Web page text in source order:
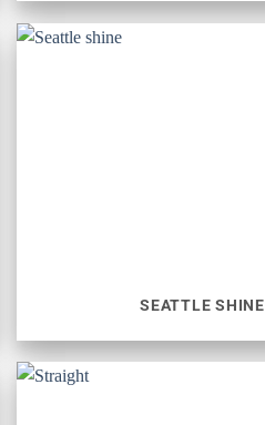
SEATTLE SHINE